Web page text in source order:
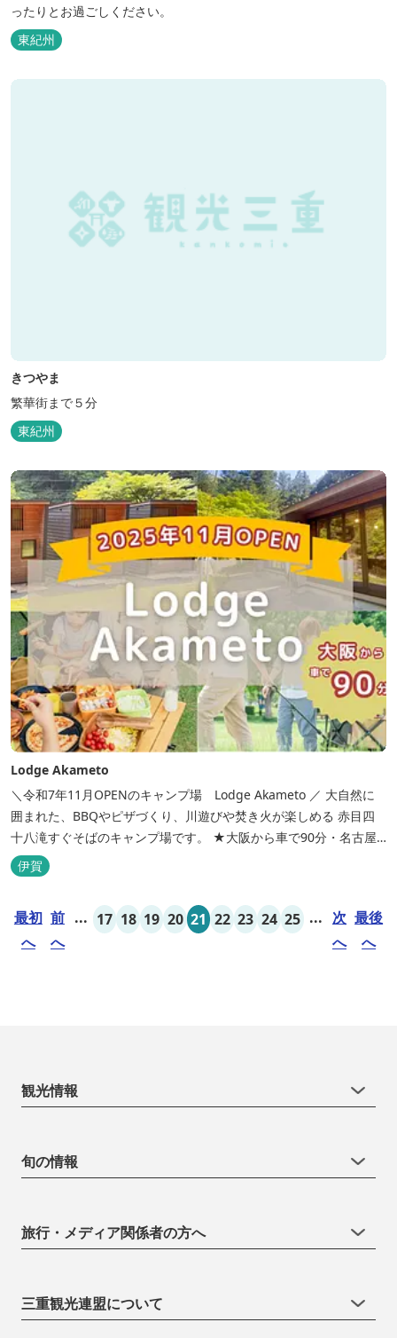
ったりとお過ごしください。
東紀州
きつやま
繁華街まで５分
東紀州
Lodge Akameto
＼令和7年11月OPENのキャンプ場 Lodge Akameto ／ 大自然に
囲まれた、BBQやピザづくり、川遊びや焚き火が楽しめる 赤目四
十八滝すぐそばのキャンプ場です。 ★大阪から車で90分・名古屋
から120分の好アクセス！ ★専用テラス付きバンガローでは、BBQ
をしながら子どもが川遊びをしているのが見れる！ ★Wi-Fiがつな
伊賀
最初
へ
前
へ
... 17 18 19 20 21 22 23 24 25 ... 次
へ
最後
へ
観光情報
旬の情報
旅行・メディア関係者の方へ
三重観光連盟について